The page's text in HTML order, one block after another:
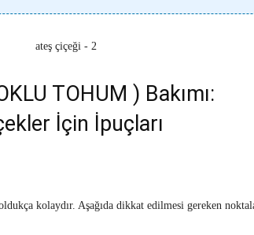
TOHUM ) Bakımı:
İçin İpuçları
kolaydır. Aşağıda dikkat edilmesi gereken